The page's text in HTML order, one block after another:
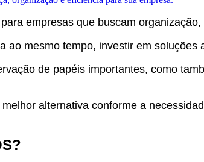
empresas que buscam
mesmo tempo, investir em soluções
de papéis importantes, como
alternativa conforme a